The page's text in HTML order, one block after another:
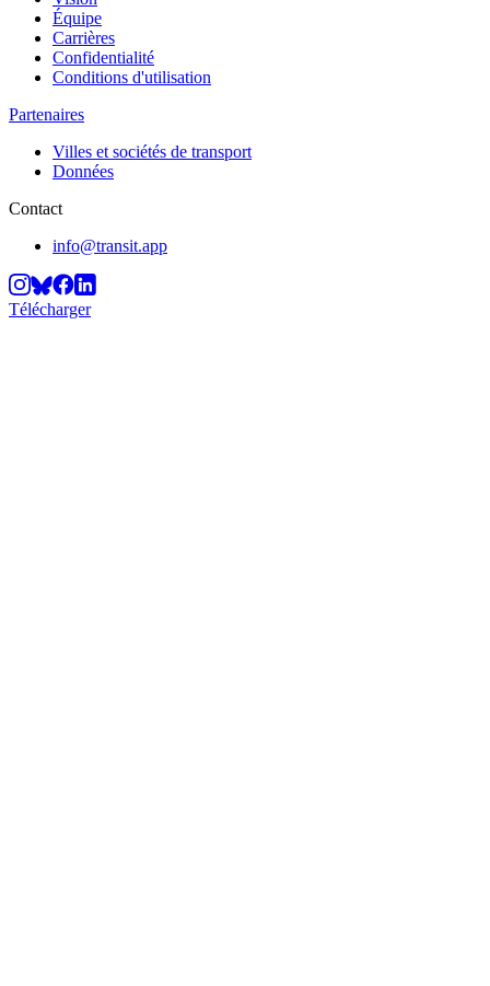
Équipe
Carrières
Confidentialité
Conditions d'utilisation
Partenaires
Villes et sociétés de transport
Données
Contact
info@transit.app
Télécharger